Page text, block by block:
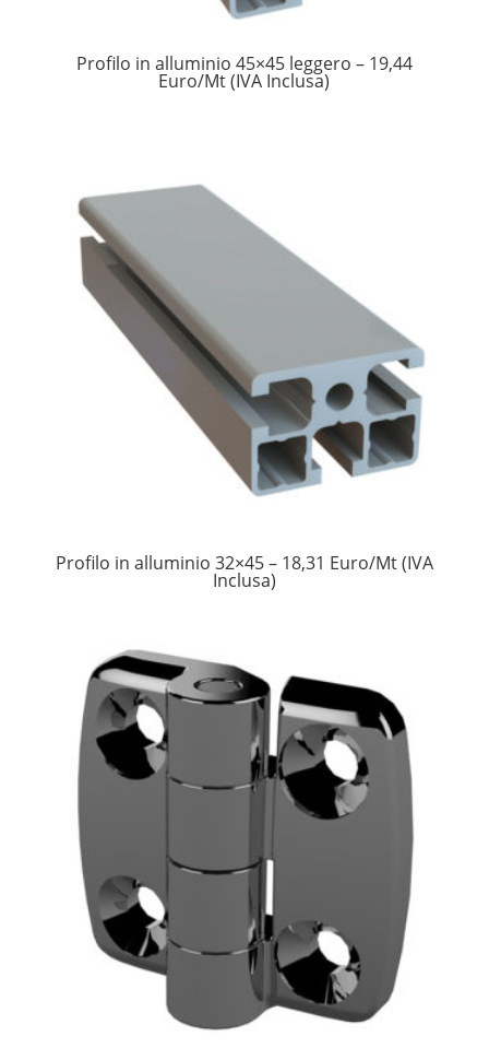
Profilo in alluminio 45×45 leggero – 19,44
Euro/Mt (IVA Inclusa)
Profilo in alluminio 32×45 – 18,31 Euro/Mt (IVA
Inclusa)